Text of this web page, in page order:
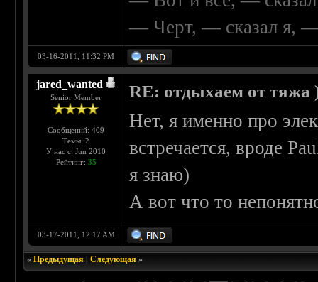
— Черт, — сказал я, —
03-16-2011, 11:32 PM
jared_wanted
Senior Member
Сообщений: 409
Темы: 2
У нас с: Jun 2010
Рейтинг: 35
RE: отдыхаем от тяжа
Нет, я именно про
встречается, вроде
я знаю)
А вот что то
03-17-2011, 12:17 AM
«Предыдущая |Следующая »